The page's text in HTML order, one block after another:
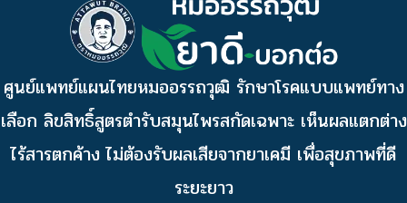
ศูนย์แพทย์แผนไทยหมออรรถวุฒิ รักษาโรคแบบแพทย์ทาง
เลือก ลิขสิทธิ์สูตรตำรับสมุนไพรสกัดเฉพาะ เห็นผลแตกต่าง
ไร้สารตกค้าง ไม่ต้องรับผลเสียจากยาเคมี เพื่อสุขภาพที่ดี
ระยะยาว